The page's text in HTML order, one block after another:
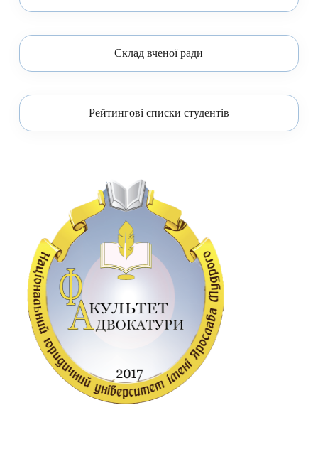
Склад вченої ради
Рейтингові списки студентів